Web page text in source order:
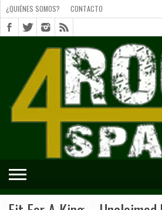
SOMOS?
CONTACTO
SHORTS
¿QUIÉNES SOMOS? CONTACTO